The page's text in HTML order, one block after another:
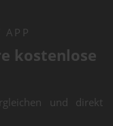
APP
kostenlose
und direkt